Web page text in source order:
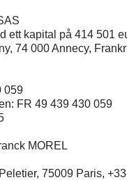
ett kapital på 414 501
74 000 Annecy,
059
FR 49 439 430 059
MOREL
75009 Paris,